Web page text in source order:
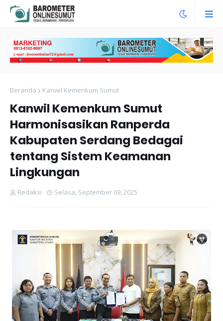
Beranda Kanwil Kemenkum Sumut
Kanwil Kemenkum Sumut
Harmonisasikan Ranperda
Kabupaten Serdang Bedagai
tentang Sistem Keamanan
Lingkungan
Redaksi Selasa, September 09, 2025